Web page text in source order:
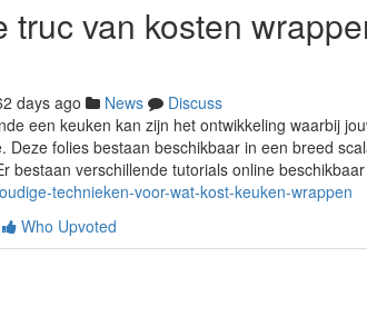
truc van kosten
days ago News
Discuss
een keuken kan zijn het ontwikkeling waarbij
Deze folies bestaan beschikbaar in een breed
bestaan verschillende tutorials online
technieken-voor-wat-kost-keuken-wrappen
Who Upvoted